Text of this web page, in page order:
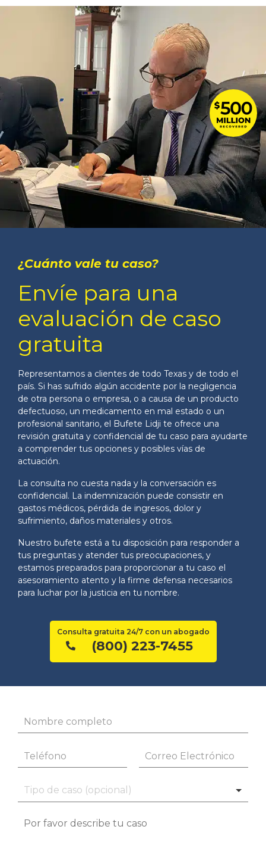
¿Cuánto vale tu caso?
Envíe para una
evaluación de caso
gratuita
Representamos a clientes de todo Texas y de todo el
país. Si has sufrido algún accidente por la negligencia
de otra persona o empresa, o a causa de un producto
defectuoso, un medicamento en mal estado o un
profesional sanitario, el Bufete Lidji te ofrece una
revisión gratuita y confidencial de tu caso para ayudarte
a comprender tus opciones y posibles vías de
actuación.
La consulta no cuesta nada y la conversación es
confidencial. La indemnización puede consistir en
gastos médicos, pérdida de ingresos, dolor y
sufrimiento, daños materiales y otros.
Nuestro bufete está a tu disposición para responder a
tus preguntas y atender tus preocupaciones, y
estamos preparados para proporcionar a tu caso el
asesoramiento atento y la firme defensa necesarios
para luchar por la justicia en tu nombre.
Consulta gratuita 24/7 con un abogado
(800) 223-7455